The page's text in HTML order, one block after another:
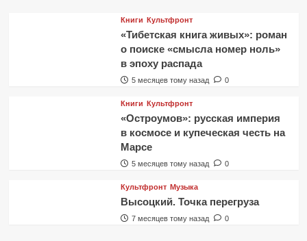
Книги Культфронт
«Тибетская книга живых»: роман
о поиске «смысла номер ноль»
в эпоху распада
5 месяцев тому назад 0
Книги Культфронт
«Остроумов»: русская империя
в космосе и купеческая честь на
Марсе
5 месяцев тому назад 0
Культфронт Музыка
Высоцкий. Точка перегруза
7 месяцев тому назад 0